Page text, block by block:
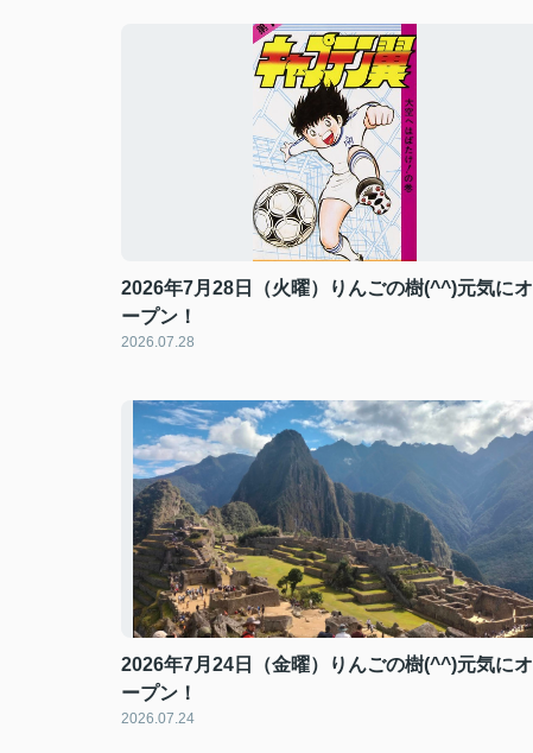
2026年7月28日（火曜）りんごの樹(^^)元気にオ
ープン！
2026.07.28
2026年7月24日（金曜）りんごの樹(^^)元気にオ
ープン！
2026.07.24